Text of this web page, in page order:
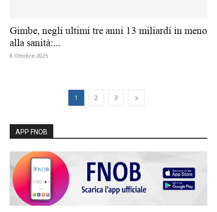
Gimbe, negli ultimi tre anni 13 miliardi in meno
alla sanità:...
8 Ottobre 2025
1 2 3
APP FNOB